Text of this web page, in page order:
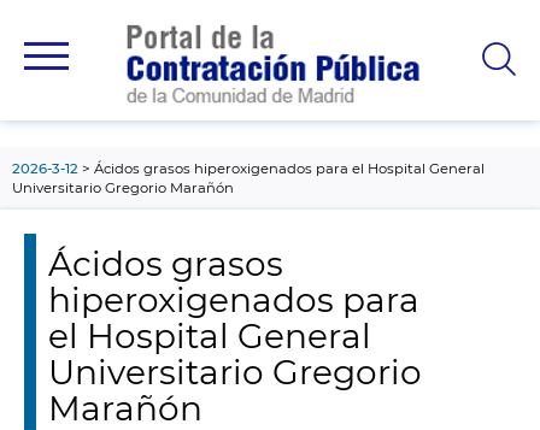
principal
2026-3-12
Ácidos grasos hiperoxigenados para el Hospital General
Universitario Gregorio Marañón
Ácidos grasos
hiperoxigenados para
el Hospital General
Universitario Gregorio
Marañón